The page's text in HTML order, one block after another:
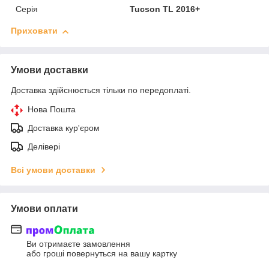
Серія
Tucson TL 2016+
Приховати
Умови доставки
Доставка здійснюється тільки по передоплаті.
Нова Пошта
Доставка кур'єром
Делівері
Всі умови доставки
Умови оплати
Ви отримаєте замовлення
або гроші повернуться на вашу картку